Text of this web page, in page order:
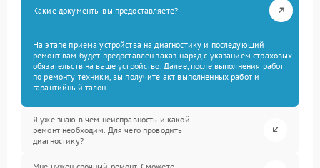
Какие документы вы предоставляете?
На этапе приема устройства на диагностику и последующий
ремонт вам будет предоставлен заказ-наряд с указанием страховых
обязательств на ваше устройство. Далее, после выполнения работ
по ремонту техники, вы получите акт выполненных работ и
гарантийный талон.
Я уже знаю в чем неисправность и какой
ремонт необходим. Для чего проводить
диагностику?